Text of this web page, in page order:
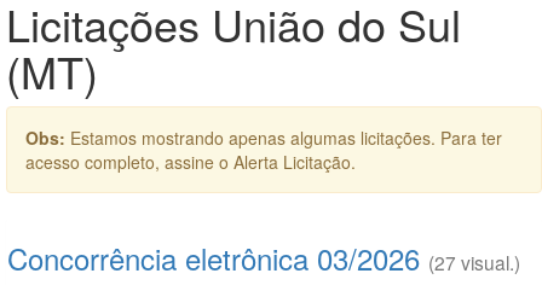
Licitações União do Sul
(MT)
Obs: Estamos mostrando apenas algumas licitações. Para ter
acesso completo, assine o Alerta Licitação.
Concorrência eletrônica 03/2026 (27 visual.)